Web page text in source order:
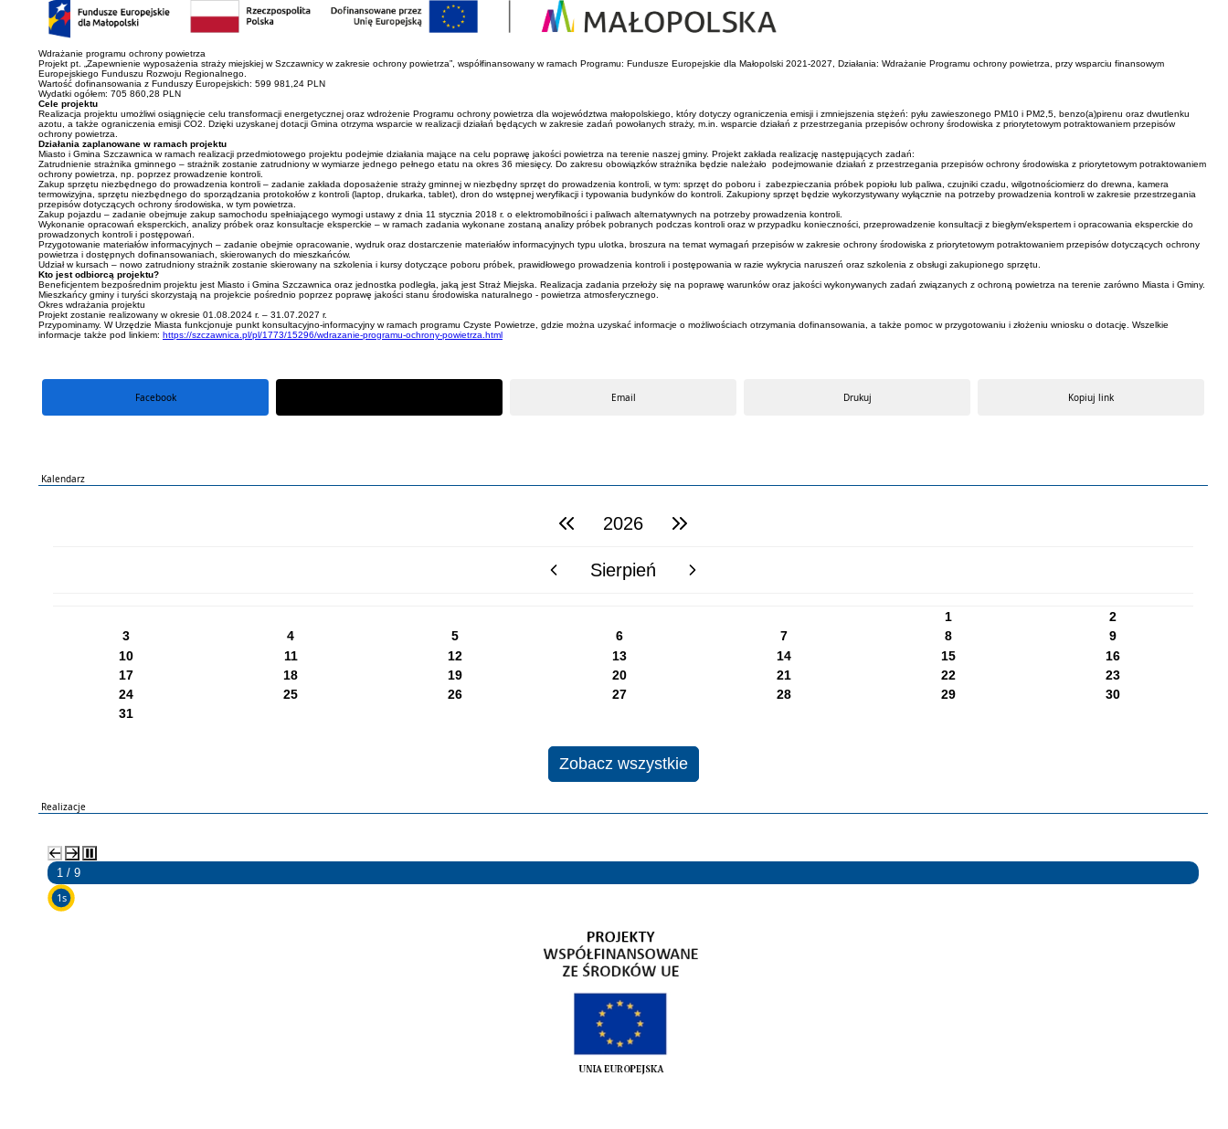
Wdrażanie programu ochrony powietrza
Projekt pt. „Zapewnienie wyposażenia straży miejskiej w Szczawnicy w zakresie ochrony powietrza”, współfinansowany w ramach Programu: Fundusze Europejskie dla Małopolski 2021-2027, Działania: Wdrażanie Programu ochrony powietrza, przy wsparciu finansowym
Europejskiego Funduszu Rozwoju Regionalnego.
Wartość dofinansowania z Funduszy Europejskich: 599 981,24 PLN
Wydatki ogółem: 705 860,28 PLN
Cele projektu
Realizacja projektu umożliwi osiągnięcie celu transformacji energetycznej oraz wdrożenie Programu ochrony powietrza dla województwa małopolskiego, który dotyczy ograniczenia emisji i zmniejszenia stężeń: pyłu zawieszonego PM10 i PM2,5, benzo(a)pirenu oraz dwutlenku
azotu, a także ograniczenia emisji CO2. Dzięki uzyskanej dotacji Gmina otrzyma wsparcie w realizacji działań będących w zakresie zadań powołanych straży, m.in. wsparcie działań z przestrzegania przepisów ochrony środowiska z priorytetowym potraktowaniem przepisów
ochrony powietrza.
Działania zaplanowane w ramach projektu
Miasto i Gmina Szczawnica w ramach realizacji przedmiotowego projektu podejmie działania mające na celu poprawę jakości powietrza na terenie naszej gminy. Projekt zakłada realizację następujących zadań:
Zatrudnienie strażnika gminnego – strażnik zostanie zatrudniony w wymiarze jednego pełnego etatu na okres 36 miesięcy. Do zakresu obowiązków strażnika będzie należało podejmowanie działań z przestrzegania przepisów ochrony środowiska z priorytetowym potraktowaniem
ochrony powietrza, np. poprzez prowadzenie kontroli.
Zakup sprzętu niezbędnego do prowadzenia kontroli – zadanie zakłada doposażenie straży gminnej w niezbędny sprzęt do prowadzenia kontroli, w tym: sprzęt do poboru i zabezpieczania próbek popiołu lub paliwa, czujniki czadu, wilgotnościomierz do drewna, kamera
termowizyjna, sprzętu niezbędnego do sporządzania protokołów z kontroli (laptop, drukarka, tablet), dron do wstępnej weryfikacji i typowania budynków do kontroli. Zakupiony sprzęt będzie wykorzystywany wyłącznie na potrzeby prowadzenia kontroli w zakresie przestrzegania
przepisów dotyczących ochrony środowiska, w tym powietrza.
Zakup pojazdu – zadanie obejmuje zakup samochodu spełniającego wymogi ustawy z dnia 11 stycznia 2018 r. o elektromobilności i paliwach alternatywnych na potrzeby prowadzenia kontroli.
Wykonanie opracowań eksperckich, analizy próbek oraz konsultacje eksperckie – w ramach zadania wykonane zostaną analizy próbek pobranych podczas kontroli oraz w przypadku konieczności, przeprowadzenie konsultacji z biegłym/ekspertem i opracowania eksperckie do
prowadzonych kontroli i postępowań.
Przygotowanie materiałów informacyjnych – zadanie obejmie opracowanie, wydruk oraz dostarczenie materiałów informacyjnych typu ulotka, broszura na temat wymagań przepisów w zakresie ochrony środowiska z priorytetowym potraktowaniem przepisów dotyczących ochrony
powietrza i dostępnych dofinansowaniach, skierowanych do mieszkańców.
Udział w kursach – nowo zatrudniony strażnik zostanie skierowany na szkolenia i kursy dotyczące poboru próbek, prawidłowego prowadzenia kontroli i postępowania w razie wykrycia naruszeń oraz szkolenia z obsługi zakupionego sprzętu.
Kto jest odbiorcą projektu?
Beneficjentem bezpośrednim projektu jest Miasto i Gmina Szczawnica oraz jednostka podległa, jaką jest Straż Miejska. Realizacja zadania przełoży się na poprawę warunków oraz jakości wykonywanych zadań związanych z ochroną powietrza na terenie zarówno Miasta i Gminy.
Mieszkańcy gminy i turyści skorzystają na projekcie pośrednio poprzez poprawę jakości stanu środowiska naturalnego - powietrza atmosferycznego.
Okres wdrażania projektu
Projekt zostanie realizowany w okresie 01.08.2024 r. – 31.07.2027 r.
Przypominamy. W Urzędzie Miasta funkcjonuje punkt konsultacyjno-informacyjny w ramach programu Czyste Powietrze, gdzie można uzyskać informacje o możliwościach otrzymania dofinansowania, a także pomoc w przygotowaniu i złożeniu wniosku o dotację. Wszelkie
informacje także pod linkiem: https://szczawnica.pl/pl/1773/15296/wdrazanie-programu-ochrony-powietrza.html
Facebook Email Drukuj Kopiuj link
Kalendarz
poprzedni rok2026 następny rok
poprzedni miesiącSierpień następny miesiąc
1
2
3
4 5 6 7 8
9
10
11 12 13 14 15
16
17
18 19 20 21 22
23
24
25 26 27 28 29
30
31
Zobacz wszystkie
Realizacje
2 / 9
5s
Gospodarka niskoemisyjna